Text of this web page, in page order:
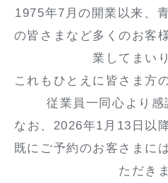
1975年7月の開業以来、
の皆さまなど多くのお客
業してまい
これもひとえに皆さま方
従業員一同心より感
なお、2026年1月13日以
既にご予約のお客さまに
ただき